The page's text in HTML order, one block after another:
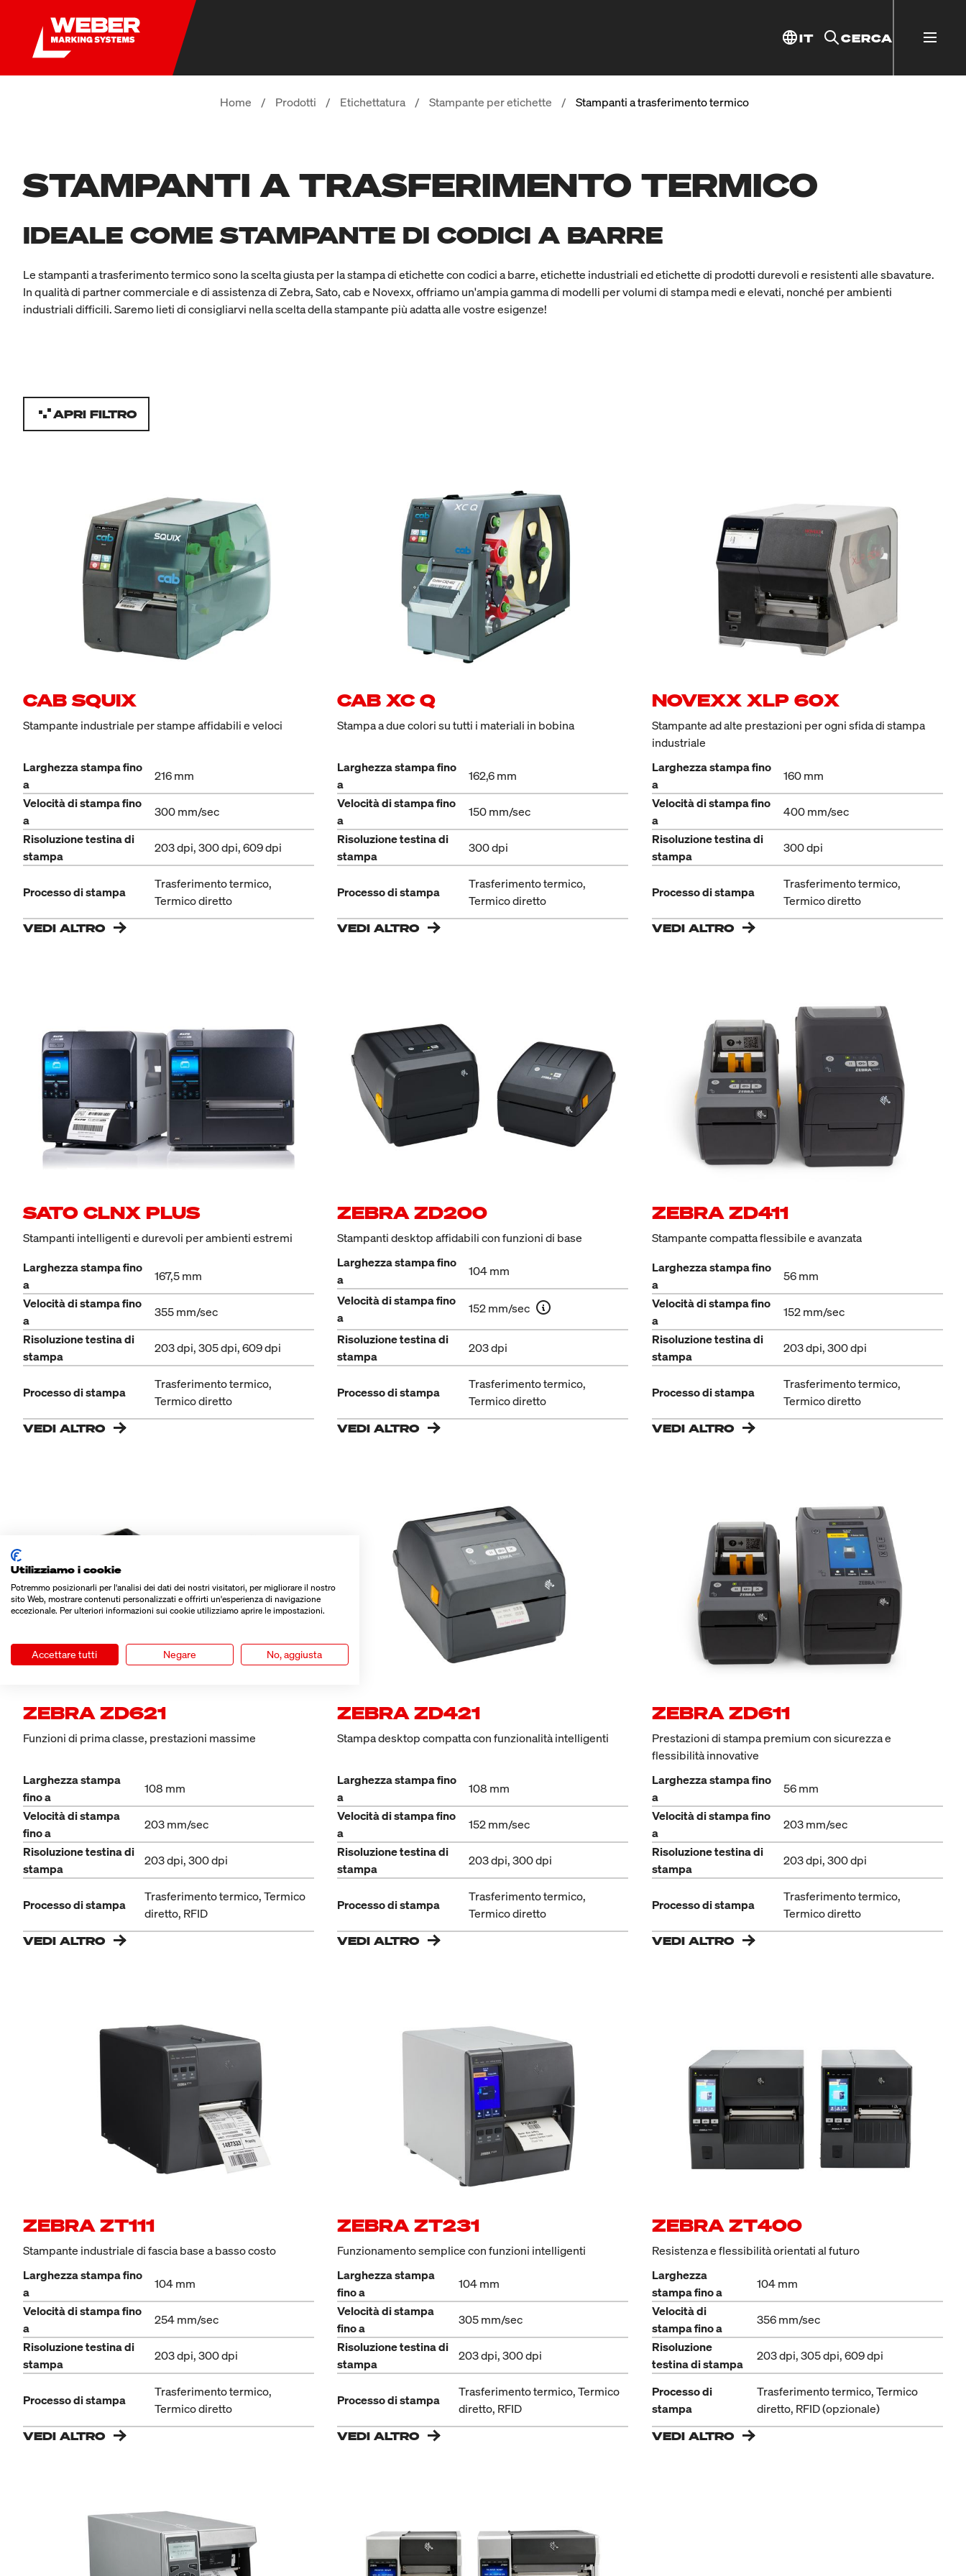
IT CERCA
Home / Prodotti / Etichettatura / Stampante per etichette / Stampanti a trasferimento termico
STAMPANTI A TRASFERIMENTO TERMICO
IDEALE COME STAMPANTE DI CODICI A BARRE
Le stampanti a trasferimento termico sono la scelta giusta per la stampa di etichette con codici a barre, etichette industriali ed etichette di prodotti durevoli e resistenti alle sbavature.
In qualità di partner commerciale e di assistenza di Zebra, Sato, cab e Novexx, offriamo un'ampia gamma di modelli per volumi di stampa medi e elevati, nonché per ambienti
industriali difficili. Saremo lieti di consigliarvi nella scelta della stampante più adatta alle vostre esigenze!
APRI FILTRO
CAB SQUIX
Stampante industriale per stampe affidabili e veloci
Larghezza stampa fino
a
216 mm
Velocità di stampa fino
a
300 mm/sec
Risoluzione testina di
stampa
203 dpi, 300 dpi, 609 dpi
Processo di stampa
Trasferimento termico,
Termico diretto
VEDI ALTRO
CAB XC Q
Stampa a due colori su tutti i materiali in bobina
Larghezza stampa fino
a
162,6 mm
Velocità di stampa fino
a
150 mm/sec
Risoluzione testina di
stampa
300 dpi
Processo di stampa
Trasferimento termico,
Termico diretto
VEDI ALTRO
NOVEXX XLP 60X
Stampante ad alte prestazioni per ogni sfida di stampa
industriale
Larghezza stampa fino
a
160 mm
Velocità di stampa fino
a
400 mm/sec
Risoluzione testina di
stampa
300 dpi
Processo di stampa
Trasferimento termico,
Termico diretto
VEDI ALTRO
SATO CLNX PLUS
Stampanti intelligenti e durevoli per ambienti estremi
Larghezza stampa fino
a
167,5 mm
Velocità di stampa fino
a
355 mm/sec
Risoluzione testina di
stampa
203 dpi, 305 dpi, 609 dpi
Processo di stampa
Trasferimento termico,
Termico diretto
VEDI ALTRO
ZEBRA ZD200
Stampanti desktop affidabili con funzioni di base
Larghezza stampa fino
a
104 mm
Velocità di stampa fino
a
152 mm/sec
Risoluzione testina di
stampa
203 dpi
Processo di stampa
Trasferimento termico,
Termico diretto
VEDI ALTRO
ZEBRA ZD411
Stampante compatta flessibile e avanzata
Larghezza stampa fino
a
56 mm
Velocità di stampa fino
a
152 mm/sec
Risoluzione testina di
stampa
203 dpi, 300 dpi
Processo di stampa
Trasferimento termico,
Termico diretto
VEDI ALTRO
ZEBRA ZD621
Funzioni di prima classe, prestazioni massime
Larghezza stampa
fino a
108 mm
Velocità di stampa
fino a
203 mm/sec
Risoluzione testina di
stampa
203 dpi, 300 dpi
Processo di stampa
Trasferimento termico, Termico
diretto, RFID
VEDI ALTRO
ZEBRA ZD421
Stampa desktop compatta con funzionalità intelligenti
Larghezza stampa fino
a
108 mm
Velocità di stampa fino
a
152 mm/sec
Risoluzione testina di
stampa
203 dpi, 300 dpi
Processo di stampa
Trasferimento termico,
Termico diretto
VEDI ALTRO
ZEBRA ZD611
Prestazioni di stampa premium con sicurezza e
flessibilità innovative
Larghezza stampa fino
a
56 mm
Velocità di stampa fino
a
203 mm/sec
Risoluzione testina di
stampa
203 dpi, 300 dpi
Processo di stampa
Trasferimento termico,
Termico diretto
VEDI ALTRO
ZEBRA ZT111
Stampante industriale di fascia base a basso costo
Larghezza stampa fino
a
104 mm
Velocità di stampa fino
a
254 mm/sec
Risoluzione testina di
stampa
203 dpi, 300 dpi
Processo di stampa
Trasferimento termico,
Termico diretto
VEDI ALTRO
ZEBRA ZT231
Funzionamento semplice con funzioni intelligenti
Larghezza stampa
fino a
104 mm
Velocità di stampa
fino a
305 mm/sec
Risoluzione testina di
stampa
203 dpi, 300 dpi
Processo di stampa
Trasferimento termico, Termico
diretto, RFID
VEDI ALTRO
ZEBRA ZT400
Resistenza e flessibilità orientati al futuro
Larghezza
stampa fino a
104 mm
Velocità di
stampa fino a
356 mm/sec
Risoluzione
testina di stampa
203 dpi, 305 dpi, 609 dpi
Processo di
stampa
Trasferimento termico, Termico
diretto, RFID (opzionale)
VEDI ALTRO
Utilizziamo i cookie
Potremmo posizionarli per l'analisi dei dati dei nostri visitatori, per migliorare il nostro
sito Web, mostrare contenuti personalizzati e offrirti un'esperienza di navigazione
eccezionale. Per ulteriori informazioni sui cookie utilizziamo aprire le impostazioni.
Accettare tutti Negare No, aggiusta